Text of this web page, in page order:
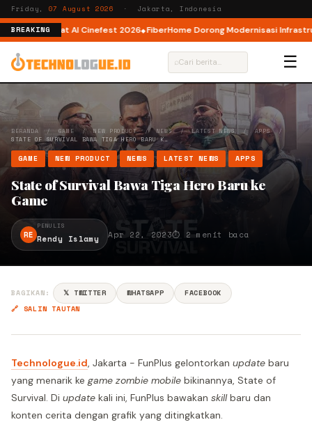
Friday, 07 August 2026 · Jakarta, Indonesia
BREAKING
AI lewat AI Cinefest 2026 FiberHome Dorong Modernisasi
⌕ ☰
BERANDA / GAME/NEW PRODUCT/NEWS/LATEST NEWS /APPS/
STATE OF SURVIVAL BAWA TIGA HERO BARU K…
GAME NEW PRODUCT NEWS LATEST NEWS APPS
State of Survival Bawa Tiga Hero Baru ke
Game
RE
PENULIS
Rendy Islamy Apr 22, 2023⏱ 2 menit baca
BAGIKAN: 𝕏 TWITTER WHATSAPP
FACEBOOK
🔗 SALIN TAUTAN
Technologue.id, Jakarta - FunPlus gelontorkan update baru
yang menarik ke game zombie mobile bikinannya, State of
Survival. Di update kali ini, FunPlus bawakan skillbaru dan
konten cerita dengan grafik yang ditingkatkan.